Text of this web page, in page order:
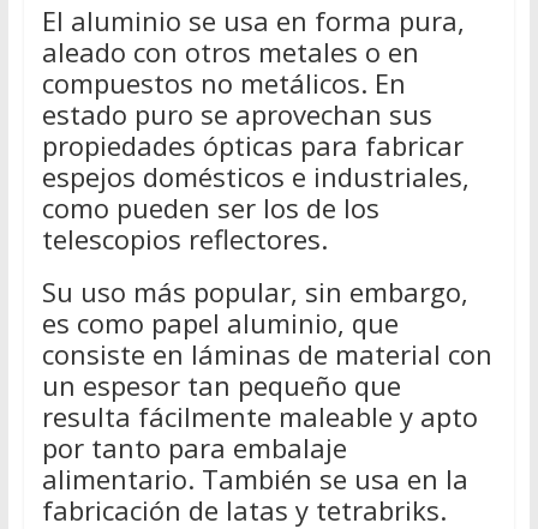
El aluminio se usa en forma pura,
aleado con otros metales o en
compuestos no metálicos. En
estado puro se aprovechan sus
propiedades ópticas para fabricar
espejos domésticos e industriales,
como pueden ser los de los
telescopios reflectores.
Su uso más popular, sin embargo,
es como papel aluminio, que
consiste en láminas de material con
un espesor tan pequeño que
resulta fácilmente maleable y apto
por tanto para embalaje
alimentario. También se usa en la
fabricación de latas y tetrabriks.